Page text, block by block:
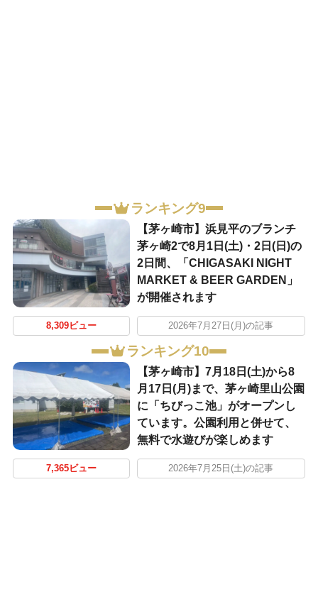
ランキング9
【茅ヶ崎市】浜見平のブランチ
茅ヶ崎2で8月1日(土)・2日(日)の
2日間、「CHIGASAKI NIGHT
MARKET & BEER GARDEN」
が開催されます
8,309ビュー 2026年7月27日(月)の記事
ランキング10
【茅ヶ崎市】7月18日(土)から8
月17日(月)まで、茅ヶ崎里山公園
に「ちびっこ池」がオープンし
ています。公園利用と併せて、
無料で水遊びが楽しめます
7,365ビュー 2026年7月25日(土)の記事